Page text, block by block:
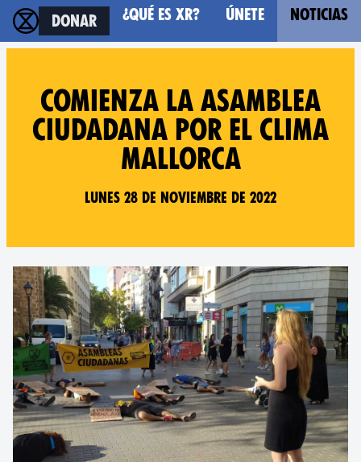
Donar ¿Qué es XR? Únete Noticias
Comienza la Asamblea
Ciudadana por el Clima
Mallorca
Lunes 28 de noviembre de 2022